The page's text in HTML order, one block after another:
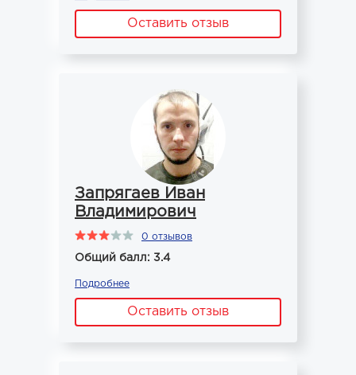
Оставить отзыв
Запрягаев Иван
Владимирович
0 отзывов
Общий балл: 3.4
Подробнее
Оставить отзыв